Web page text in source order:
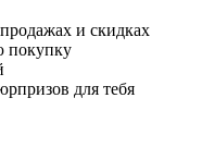
и скидках
покупку
для тебя